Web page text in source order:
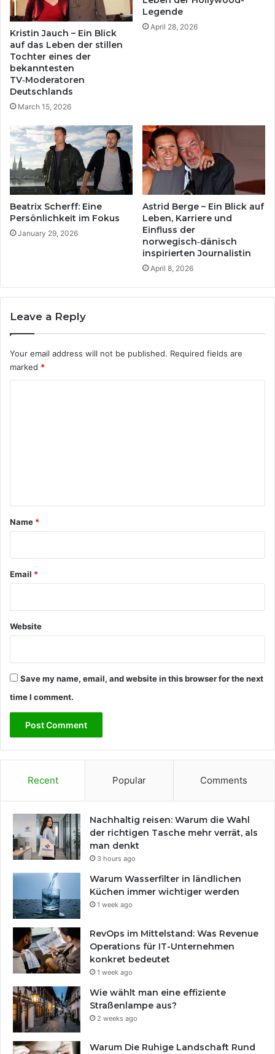
Kristin Jauch – Ein Blick
auf das Leben der stillen
Tochter eines der
bekanntesten
TV‑Moderatoren
Deutschlands
March 15, 2026
Legende
April 28, 2026
Beatrix Scherff: Eine
Persönlichkeit im Fokus
January 29, 2026
Astrid Berge – Ein Blick auf
Leben, Karriere und
Einfluss der
norwegisch‑dänisch
inspirierten Journalistin
April 8, 2026
Leave a Reply
Your email address will not be published. Required fields are
marked *
*
Name *
Email *
Website
Save my name, email, and website in this browser for the next
time I comment.
Recent Popular Comments
Nachhaltig reisen: Warum die Wahl
der richtigen Tasche mehr verrät, als
man denkt
3 hours ago
Warum Wasserfilter in ländlichen
Küchen immer wichtiger werden
1 week ago
RevOps im Mittelstand: Was Revenue
Operations für IT-Unternehmen
konkret bedeutet
1 week ago
Wie wählt man eine effiziente
Straßenlampe aus?
2 weeks ago
Warum Die Ruhige Landschaft Rund